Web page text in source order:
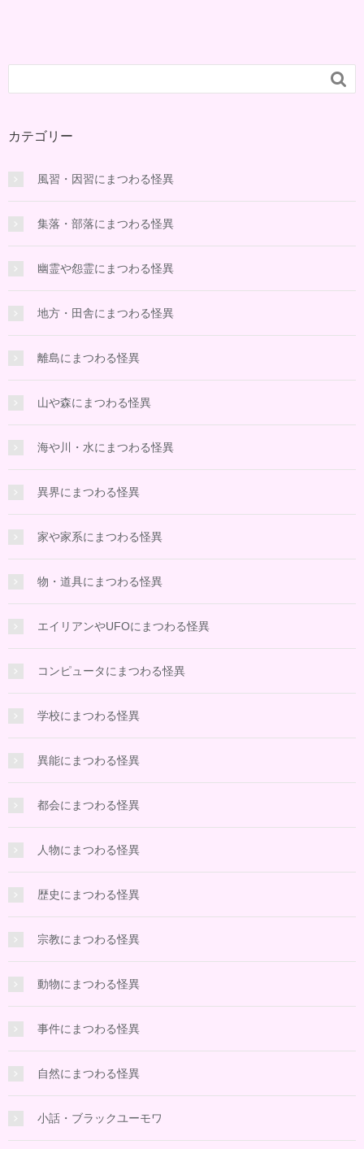

カテゴリー
風習・因習にまつわる怪異
集落・部落にまつわる怪異
幽霊や怨霊にまつわる怪異
地方・田舎にまつわる怪異
離島にまつわる怪異
山や森にまつわる怪異
海や川・水にまつわる怪異
異界にまつわる怪異
家や家系にまつわる怪異
物・道具にまつわる怪異
エイリアンやUFOにまつわる怪異
コンピュータにまつわる怪異
学校にまつわる怪異
異能にまつわる怪異
都会にまつわる怪異
人物にまつわる怪異
歴史にまつわる怪異
宗教にまつわる怪異
動物にまつわる怪異
事件にまつわる怪異
自然にまつわる怪異
小話・ブラックユーモワ